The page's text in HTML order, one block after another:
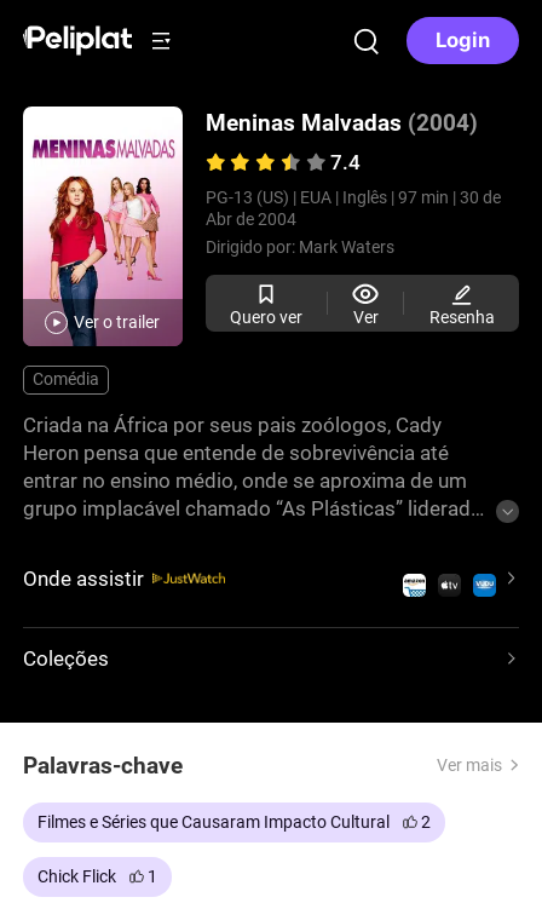
Login
Ver o trailer
Meninas Malvadas (2004)
7.4
PG-13 (US) | EUA | Inglês | 97 min | 30 de
Abr de 2004
Dirigido por: Mark Waters
Quero ver Ver Resenha
Comédia
Criada na África por seus pais zoólogos, Cady
Heron pensa que entende de sobrevivência até
entrar no ensino médio, onde se aproxima de um
grupo implacável chamado “As Plásticas” liderado
ex de Regina, decide se vingar e inicia uma guerra
aberta, e ao entrar no jogo, corre o risco de se
Onde assistir
Coleções
Palavras-chave Ver mais
Filmes e Séries que Causaram Impacto Cultural 2
Chick Flick 1